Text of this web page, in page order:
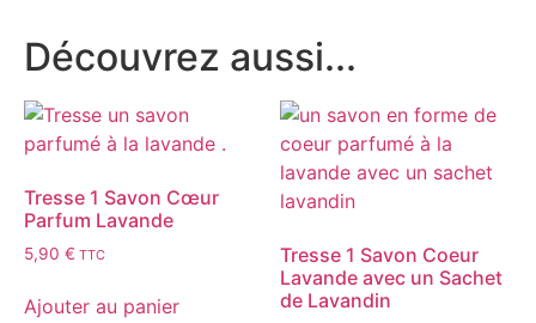
Découvrez aussi...
Tresse 1 Savon Cœur
Parfum Lavande
5,90 € TTC
Ajouter au panier
Tresse 1 Savon Coeur
Lavande avec un Sachet
de Lavandin